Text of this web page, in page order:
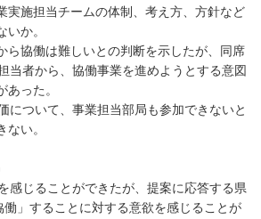
実施担当チームの体制、考え方、方針など
か。
ら協働は難しいとの判断を示したが、同席
当者から、協働事業を進めようとする意図
った。
について、事業担当部局も参加できないと
い。
感じることができたが、提案に応答する県
」することに対する意欲を感じることが